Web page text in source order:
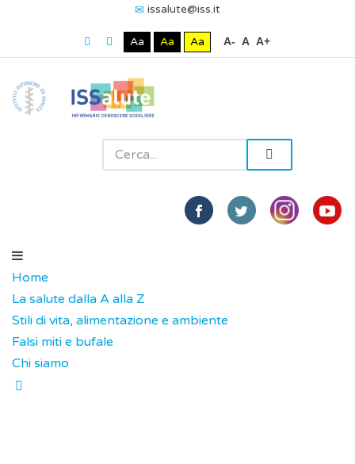
issalute@iss.it
Aa Aa Aa A- A A+
Home
La salute dalla A alla Z
Stili di vita, alimentazione e ambiente
Falsi miti e bufale
Chi siamo